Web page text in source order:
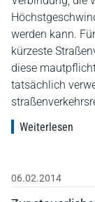
werden kann.
kürzeste
diese
tatsächlich
Weiterlesen
06.02.2014